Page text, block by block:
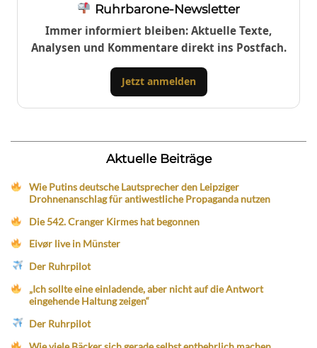
Ruhrbarone-Newsletter
Immer informiert bleiben: Aktuelle Texte,
Analysen und Kommentare direkt ins Postfach.
Jetzt anmelden
Aktuelle Beiträge
Wie Putins deutsche Lautsprecher den Leipziger
Drohnenanschlag für antiwestliche Propaganda nutzen
Die 542. Cranger Kirmes hat begonnen
Eivør live in Münster
Der Ruhrpilot
„Ich sollte eine einladende, aber nicht auf die Antwort
eingehende Haltung zeigen“
Der Ruhrpilot